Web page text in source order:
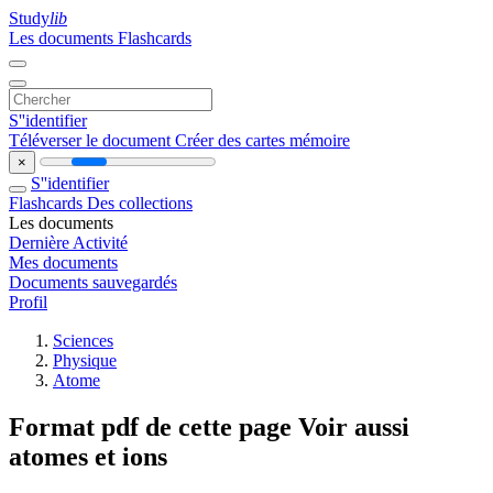
Studylib
Les documents Flashcards
S''identifier
Téléverser le document Créer des cartes mémoire
×
S''identifier
Flashcards Des collections
Les documents
Dernière Activité
Mes documents
Documents sauvegardés
Profil
Sciences
Physique
Atome
Format pdf de cette page Voir aussi
atomes et ions